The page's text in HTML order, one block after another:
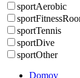
sportAerobic
sportTennis
sportDive
sportOther
Domov